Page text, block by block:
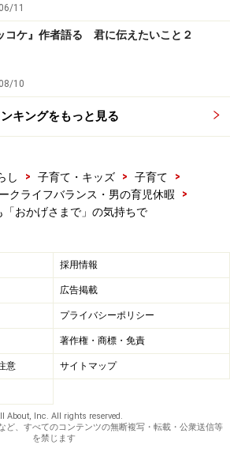
11
コケ』作者語る 君に伝えたいこと２
10
キングをもっと見る
し > 子育て・キッズ > 子育て
>
クライフバランス・男の育児休暇
>
「おかげさまで」の気持ちで
採用情報
広告掲載
プライバシーポリシー
著作権・商標・免責
意 サイトマップ
About, Inc. All rights reserved.
ど、すべてのコンテンツの無断複写・転載・公衆送信等
を禁じます